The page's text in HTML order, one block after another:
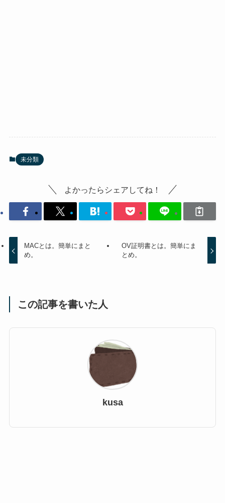
未分類
よかったらシェアしてね！
MACとは。簡単にまと
め。
OV証明書とは。簡単にま
とめ。
この記事を書いた人
kusa